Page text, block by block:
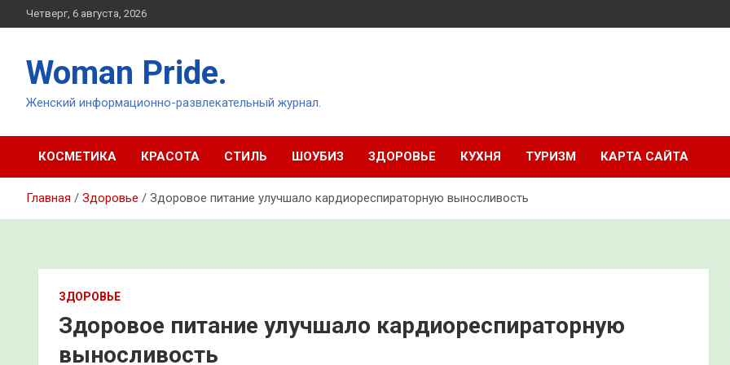
Перейти
к
Четверг, 6 августа, 2026
Woman Pride.
Женский информационно-развлекательный журнал.
КОСМЕТИКА КРАСОТА СТИЛЬ ШОУБИЗ ЗДОРОВЬЕ КУХНЯ ТУРИЗМ КАРТА САЙТА
Главная Здоровье Здоровое питание улучшало кардиореспираторную выносливость
ЗДОРОВЬЕ
Здоровое питание улучшало кардиореспираторную
выносливость